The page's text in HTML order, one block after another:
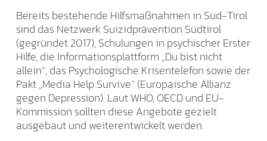
Bereits bestehende Hilfsmaßnahmen in Süd-Tirol
sind das Netzwerk Suizidprävention Südtirol
(gegründet 2017), Schulungen in psychischer Erster
Hilfe, die Informationsplattform „Du bist nicht
allein“, das Psychologische Krisentelefon sowie der
Pakt „Media Help Survive“ (Europäische Allianz
gegen Depression). Laut WHO, OECD und EU-
Kommission sollten diese Angebote gezielt
ausgebaut und weiterentwickelt werden.